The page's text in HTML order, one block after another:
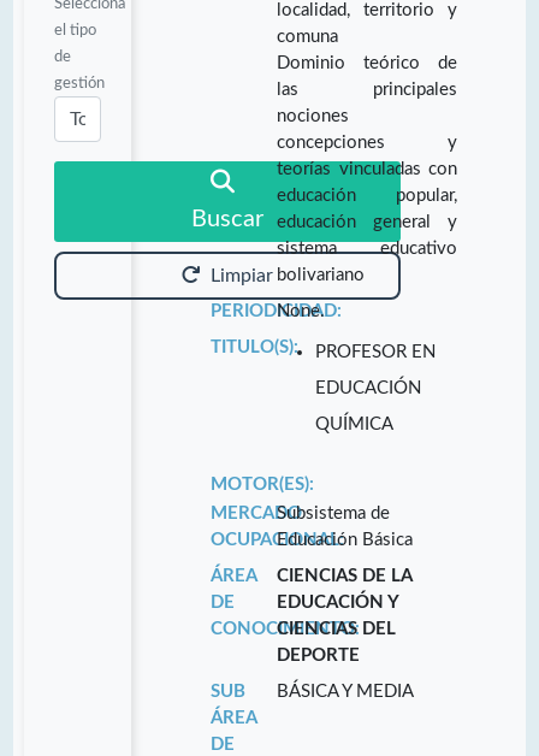
el tipo
de
gestión
Buscar
Limpiar
localidad, territorio y
comuna
Dominio teórico de
las principales
nociones
concepciones y
teorías vinculadas con
educación popular,
educación general y
sistema educativo
bolivariano
PERIODICIDAD:
None.
TITULO(S):
PROFESOR EN
EDUCACIÓN
QUÍMICA
MOTOR(ES):
MERCADO
OCUPACIONAL:
Subsistema de
Educación Básica
ÁREA
DE
CONOCIMIENTO:
CIENCIAS DE LA
EDUCACIÓN Y
CIENCIAS DEL
DEPORTE
SUB
ÁREA
DE
BÁSICA Y MEDIA